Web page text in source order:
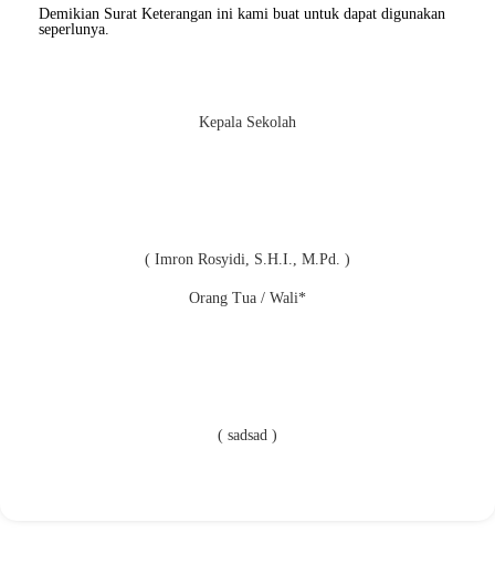
Demikian Surat Keterangan ini kami buat untuk dapat digunakan
seperlunya.
Kepala Sekolah
( Imron Rosyidi, S.H.I., M.Pd. )
Orang Tua / Wali*
( sadsad )